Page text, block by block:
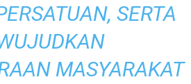
SERTA
MASYARAKAT